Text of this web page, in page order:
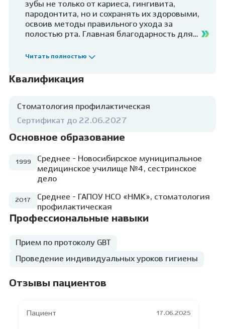
зубы не только от кариеса, гингивита,
пародонтита, но и сохранять их здоровыми,
освоив методы правильного ухода за
полостью рта. Главная благодарность для
пациент взглянул по-новому на уход за
приблизило пациента к красивой̆ и
здоровой̆ улыбке.
Читать полностью
Квалификация
Стоматология профилактическая
Сертификат до 22.06.2027
Основное образование
1999
Среднее - Новосибирское муниципальное
медицинское училище №4, сестринское
дело
2017
Среднее - ГАПОУ НСО «НМК», стоматология
профилактическая
Профессиональные навыки
Прием по протоколу GBT
Проведение индивидуальных уроков гигиены
Отзывы пациентов
Пациент 17.06.2025